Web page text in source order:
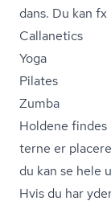
dans. Du kan fx
Callanetics
Yoga
Pilates
Zumba
Holdene
ter­ne er
du kan se hele
Hvis du har